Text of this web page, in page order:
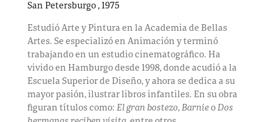
San Petersburgo,1975
Estudió Arte y Pintura en la Academia de Bellas
Artes. Se especializó en Animación y terminó
trabajando en un estudio cinematográfico. Ha
vivido en Hamburgo desde 1998, donde acudióa la
Escuela Superior de Diseño, y ahora se dedica a su
mayor pasión,ilustrar libros infantiles. En su obra
figuran títulos como: El gran bostezo,BarnieoDos